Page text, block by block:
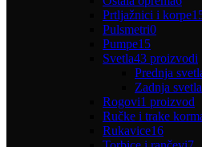
Prtljažnici i korpe
Pulsmetri0
Pumpe15
Svetla43 proizvodi
Prednja
Zadnja svetla
Rogovi1 proizvod
Ručke i trake
Rukavice16